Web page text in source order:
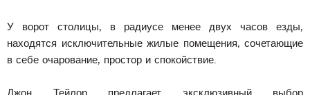
У ворот столицы, в радиусе менее двух часов езды,
находятся исключительные жилые помещения, сочетающие
в себе очарование, простор и спокойствие.
Джон Тейлор предлагает эксклюзивный выбор